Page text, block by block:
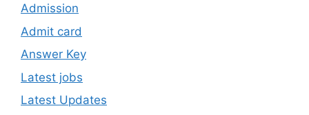
Admission
Admit card
Answer Key
Latest jobs
Latest Updates